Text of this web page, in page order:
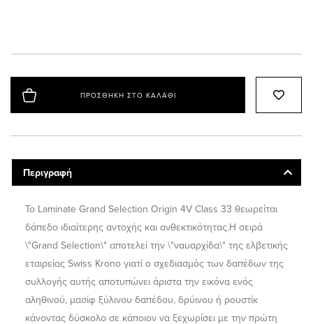
ΠΡΟΣΘΉΚΗ ΣΤΟ ΚΑΛΆΘΙ
Περιγραφή
Το Laminate Grand Selection Origin 4V Class 33 θεωρείται
δάπεδο ιδιαίτερης αντοχής και ανθεκτικότητας.Η σειρά
\"Grand Selection\" αποτελεί την \"ναυαρχίδα\" της ελβετικής
εταιρείας Swiss Krono γιατί ο σχεδιασμός των δαπέδων της
συλλογής αυτής αποτυπώνει άριστα την εικόνα ενός
αληθινού, μασίφ ξύλινου δαπέδου, δρύινου ή ρουστίκ
κάνοντας δύσκολο σε κάποιον να ξεχωρίσει με την πρώτη